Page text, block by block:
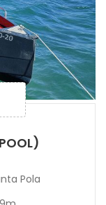
Pola